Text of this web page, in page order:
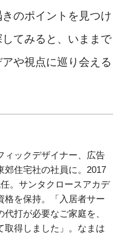
のポイントを見つけ
てみると、いままで
や視点に巡り会える
ィックデザイナー、広告
郊住宅社の社員に。2017
。サンタクロースアカデ
格を保持。「入居者サー
打が必要なご家庭を、
取得しました」。なまは